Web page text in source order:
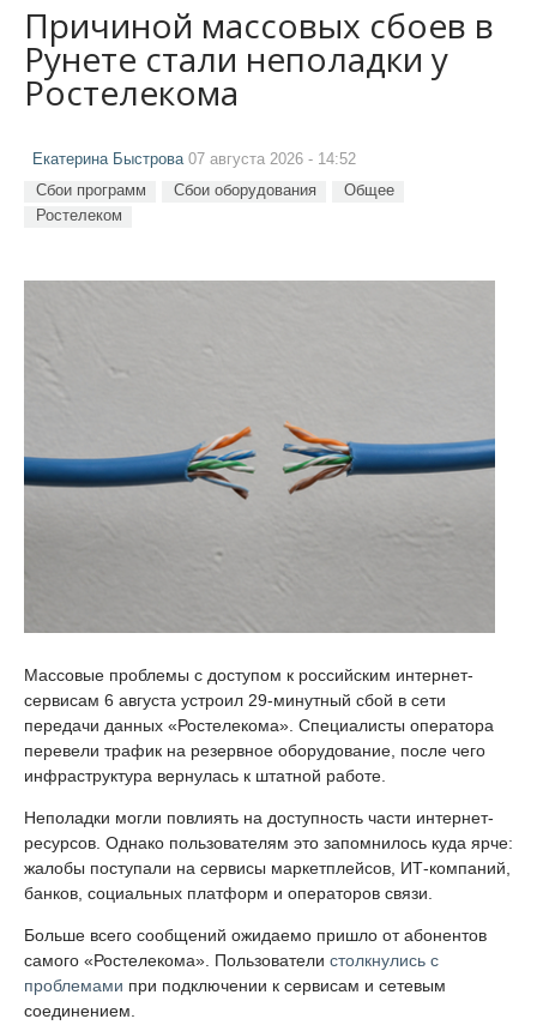
Причиной массовых сбоев в
Рунете стали неполадки у
Ростелекома
Екатерина Быстрова 07 августа 2026 - 14:52
Сбои программ Сбои оборудования
Общее
Ростелеком
Массовые проблемы с доступом к российским интернет-
сервисам 6 августа устроил 29-минутный сбой в сети
передачи данных «Ростелекома». Специалисты оператора
перевели трафик на резервное оборудование, после чего
инфраструктура вернулась к штатной работе.
Неполадки могли повлиять на доступность части интернет-
ресурсов. Однако пользователям это запомнилось куда ярче:
жалобы поступали на сервисы маркетплейсов, ИТ-компаний,
банков, социальных платформ и операторов связи.
Больше всего сообщений ожидаемо пришло от абонентов
самого «Ростелекома». Пользователи столкнулись с
проблемами при подключении к сервисам и сетевым
соединением.